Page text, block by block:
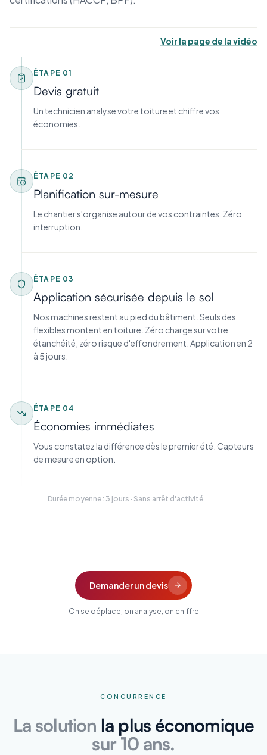
Voir la page de la vidéo
ÉTAPE 01
Devis gratuit
Un technicien analyse votre toiture et chiffre vos
économies.
ÉTAPE 02
Planification sur-mesure
Le chantier s'organise autour de vos contraintes. Zéro
interruption.
ÉTAPE 03
Application sécurisée depuis le sol
Nos machines restent au pied du bâtiment. Seuls des
flexibles montent en toiture. Zéro charge sur votre
étanchéité, zéro risque d'effondrement. Application en 2
à 5 jours.
ÉTAPE 04
Économies immédiates
Vous constatez la différence dès le premier été. Capteurs
de mesure en option.
Durée moyenne : 3 jours · Sans arrêt d'activité
Demander un devis
On se déplace, on analyse, on chiffre
CONCURRENCE
La solution la plus économique
sur 10 ans.